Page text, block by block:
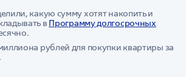
какую сумму хотят накопить и
в Программу долгосрочных
рублей для покупки квартиры за